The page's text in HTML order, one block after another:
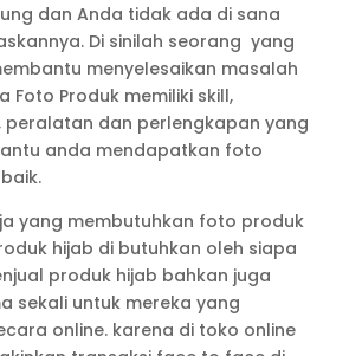
dan Anda tidak ada di sana
Di sinilah seorang yang
menyelesaikan masalah
Foto Produk memiliki skill,
peralatan dan perlengkapan yang
anda mendapatkan foto
yang membutuhkan foto produk
hijab di butuhkan oleh siapa
produk hijab bahkan juga
sekali untuk mereka yang
online. karena di toko online